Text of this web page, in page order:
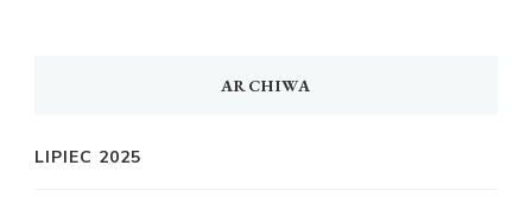
ARCHIWA
LIPIEC 2025